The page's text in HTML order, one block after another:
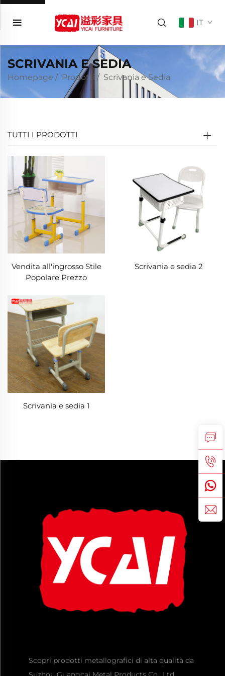
IT
SCRIVANIA E SEDIA
Homepage / Prodotti / Scrivania e Sedia
TUTTI I PRODOTTI
Vendita all'ingrosso Stile
Popolare Prezzo
Arredamento Scolastico
Set di Tavoli Regolabili
per Studenti delle Scuole
Primarie e Secondarie
con Sedia
Scrivania e sedia 2
Scrivania e sedia 1
Scopri prodotti metallografici di alta qualità da